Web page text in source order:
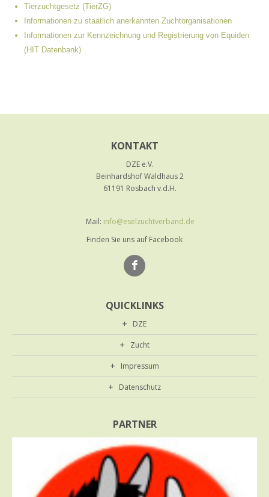
Tierzuchtgesetz (TierZG)
Informationen zu staatlich anerkannten Zuchtorganisationen
Informationen zur Kennzeichnung und Registrierung von Equiden
(HIT Datenbank)
KONTAKT
DZE e.V.
Beinhardshof Waldhaus 2
61191 Rosbach v.d.H.
Mail: info@eselzuchtverband.de
Finden Sie uns auf Facebook
QUICKLINKS
DZE
Zucht
Impressum
Datenschutz
PARTNER